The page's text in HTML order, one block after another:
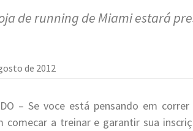
de running de Miami estará
de 2012
– Se voce está pensando em
comecar a treinar e garantir sua